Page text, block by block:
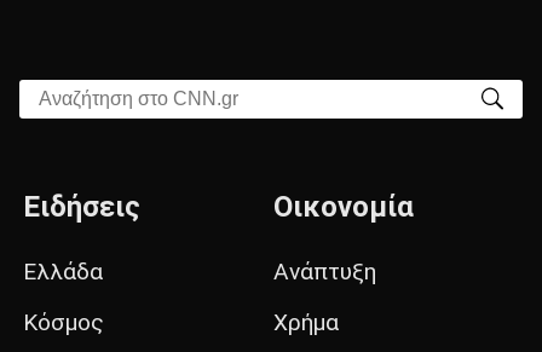
Αναζήτηση στο CNN.gr
Ειδήσεις
Ελλάδα
Κόσμος
Οικονομία
Ανάπτυξη
Χρήμα